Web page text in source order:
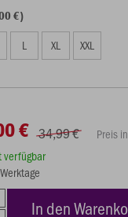
€)
L XL XXL
€ 34,99 €
Preis
verfügbar
In den